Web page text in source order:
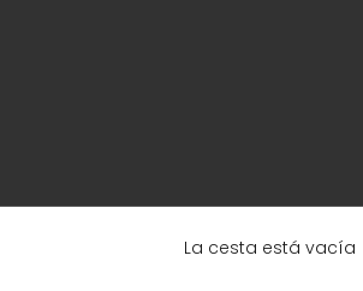
La cesta está vacía